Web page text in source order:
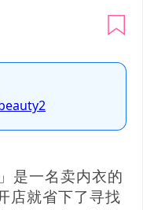
是一名卖内衣的
店就省下了寻找